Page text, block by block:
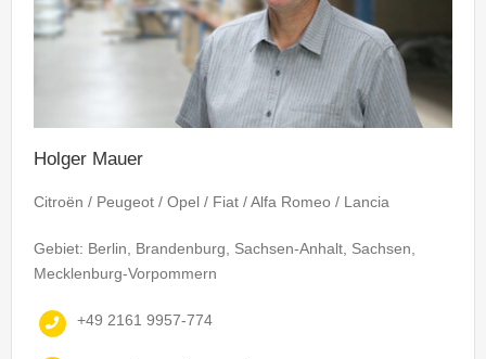
Holger Mauer
Citroën / Peugeot / Opel / Fiat / Alfa Romeo / Lancia
Gebiet: Berlin, Brandenburg, Sachsen-Anhalt, Sachsen,
Mecklenburg-Vorpommern
+49 2161 9957-774